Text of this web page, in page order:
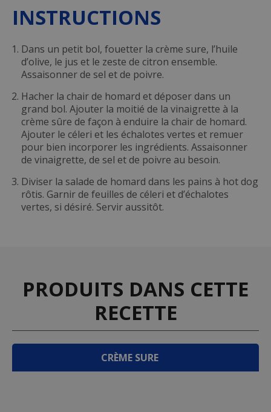
INSTRUCTIONS
Dans un petit bol, fouetter la crème sure, l’huile
d’olive, le jus et le zeste de citron ensemble.
Assaisonner de sel et de poivre.
Hacher la chair de homard et déposer dans un
grand bol. Ajouter la moitié de la vinaigrette à la
crème sûre de façon à enduire la chair de homard.
Ajouter le céleri et les échalotes vertes et remuer
pour bien incorporer les ingrédients. Assaisonner
de vinaigrette, de sel et de poivre au besoin.
Diviser la salade de homard dans les pains à hot dog
rôtis. Garnir de feuilles de céleri et d’échalotes
vertes, si désiré. Servir aussitôt.
PRODUITS DANS CETTE
RECETTE
CRÈME SURE